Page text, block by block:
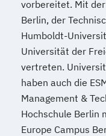
vorbereitet. Mit
Berlin, der
Humboldt-
Universität der
vertreten.
haben auch die
Management &
Hochschule Berlin
Europe Campus